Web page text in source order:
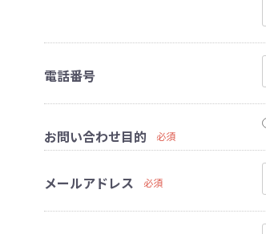
電話番号
お問い合わせ目的 必須
メールアドレス 必須